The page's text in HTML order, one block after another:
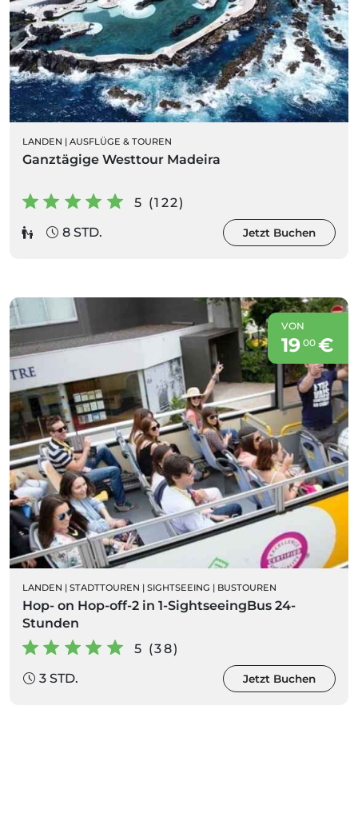
LANDEN | AUSFLÜGE & TOUREN
Ganztägige Westtour Madeira
5 (122)
8 STD.
Jetzt Buchen
VON
19 00€
LANDEN | STADTTOUREN | SIGHTSEEING | BUSTOUREN
Hop- on Hop-off-2 in 1-SightseeingBus 24-
Stunden
5 (38)
3 STD.
Jetzt Buchen